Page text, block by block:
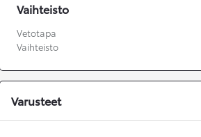
Vaihteisto
Vetotapa
Vaihteisto
Varusteet